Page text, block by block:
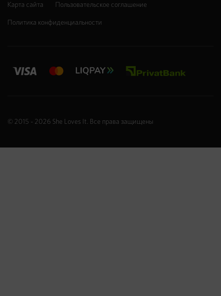
© 2015 - 2026 She Loves It . Все права защищены
Карта сайта Пользовательское соглашение
Политика конфиденциальности